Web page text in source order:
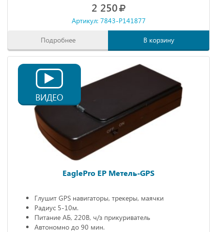
2 250
Артикул: 7843-P141877
Подробнее В корзину
ВИДЕО
EaglePro EP Метель-GPS
Глушит GPS навигаторы, трекеры, маячки
Радиус 5-10м.
Питание АБ, 220В, ч/з прикуриватель
Автономно до 90 мин.